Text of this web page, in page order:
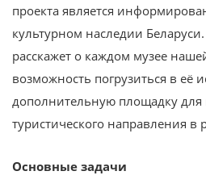
проекта является
культурном наследии
расскажет о каждом музее
возможность погрузиться в её
дополнительную площадку
туристического направления в
Основные задачи